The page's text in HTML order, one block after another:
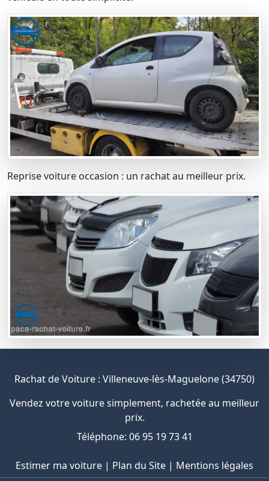
Reprise voiture occasion : un rachat au meilleur prix.
Rachat de Voiture : Villeneuve-lès-Maguelone (34750)
Vendez votre voiture simplement, rachetée au meilleur
prix.
Téléphone: 06 95 19 73 41
Estimer ma voiture | Plan du Site | Mentions légales